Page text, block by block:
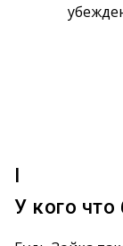
I
У кого что